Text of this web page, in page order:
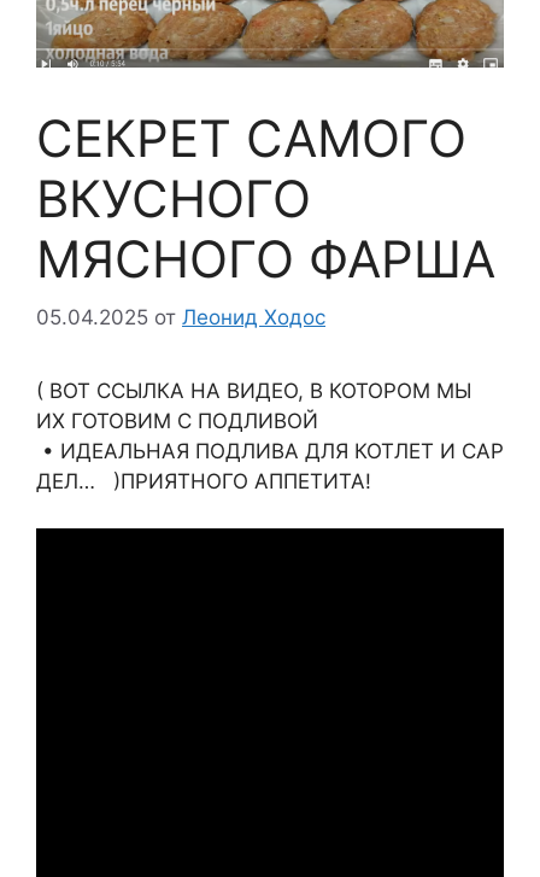
СЕКРЕТ САМОГО
ВКУСНОГО
МЯСНОГО ФАРША
05.04.2025 от Леонид Ходос
( ВОТ ССЫЛКА НА ВИДЕО, В КОТОРОМ МЫ
ИХ ГОТОВИМ С ПОДЛИВОЙ
• ИДЕАЛЬНАЯ ПОДЛИВА ДЛЯ КОТЛЕТ И САР
ДЕЛ… )ПРИЯТНОГО АППЕТИТА!